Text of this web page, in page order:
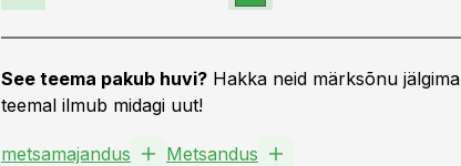
See teema pakub huvi? Hakka neid märksõnu
teemal ilmub midagi uut!
metsamajandus Metsandus